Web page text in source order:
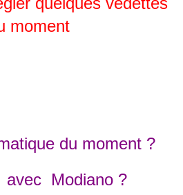
moment
du moment ?
avec Modiano ?